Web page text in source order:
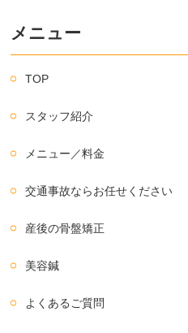
メニュー
TOP
スタッフ紹介
メニュー／料金
交通事故ならお任せください
産後の骨盤矯正
美容鍼
よくあるご質問